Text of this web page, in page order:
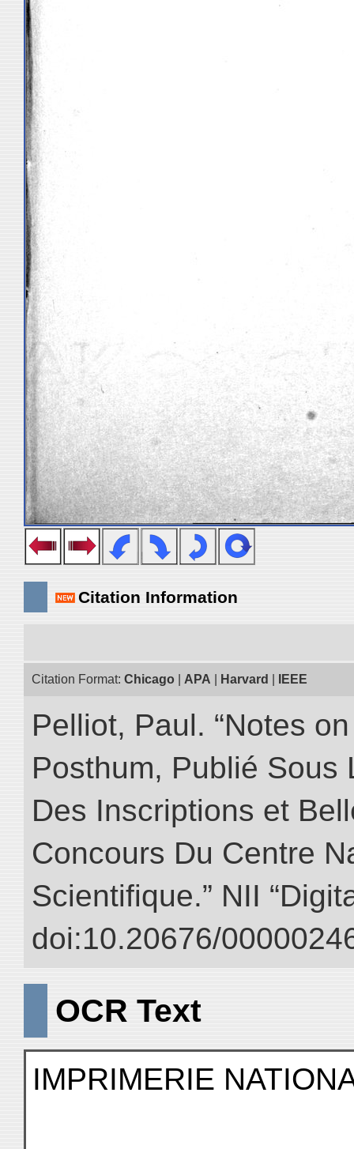
Citation Information
Citation Format: Chicago APA Harvard IEEE
Pelliot, Paul. “Notes
Posthum, Publié Sous
Des Inscriptions et
Concours Du Centre
Scientifique.” NII
doi:10.20676/
OCR Text
IMPRIMERIE